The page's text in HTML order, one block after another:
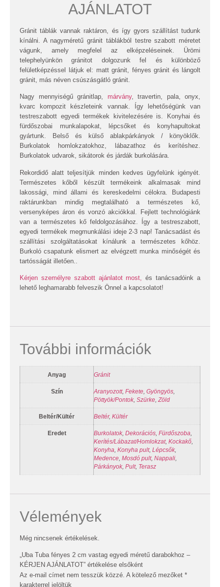
AJÁNLATOT
Gránit táblák vannak raktáron, és így gyors szállítást tudunk
kínálni. A nagyméretű gránit táblákból testre szabott méretet
vágunk, amely megfelel az elképzeléseinek. Ürömi
telephelyünkön gránitot dolgozunk fel és különböző
felületképzéssel látjuk el: matt gránit, fényes gránit és lángolt
gránit, más néven csúszásgátló gránit.
Nagy mennyiségű gránitlap, márvány, travertin, pala, onyx,
kvarc kompozit készleteink vannak. Így lehetőségünk van
testreszabott egyedi termékek kivitelezésére is. Konyhai és
fürdőszobai munkalapokat, lépcsőket és konyhapultokat
gyártunk. Belső és külső ablakpárkányok / könyöklők.
Burkolatok homlokzatokhoz, lábazathoz és kerítéshez.
Burkolatok udvarok, sikátorok és járdák burkolására.
Rekordidő alatt teljesítjük minden kedves ügyfelünk igényét.
Természetes kőből készült termékeink alkalmasak mind
lakossági, mind állami és kereskedelmi célokra. Budapesti
raktárunkban mindig megtalálható a természetes kő,
versenyképes áron és vonzó akciókkal. Fejlett technológiánk
van a természetes kő feldolgozásához. Így a testreszabott,
egyedi termékek megmunkálási ideje 2-3 nap! Tanácsadást és
szállítási szolgáltatásokat kínálunk a természetes kőhöz.
Burkoló csapatunk elismert az elvégzett munka minőségét és
tartósságát illetően..
Kérjen személyre szabott ajánlatot most,
és tanácsadóink a
lehető leghamarabb felveszik Önnel a kapcsolatot!
További információk
Anyag Gránit
Szín Aranyozott, Fekete Gyöngyös
Pöttyök/Pontok Szürke Zöld
Beltér/Kültér Beltér, Kültér
Eredet Burkolatok Dekorációs Fürdőszoba
Kerítés/Lábazat/Homlokzat, Kockakő
Konyha Konyha pult, Lépcsők
Medence Mosdó pult, Nappali
Párkányok Pult, Terasz
Vélemények
Még nincsenek értékelések.
„Uba Tuba fényes 2 cm vastag egyedi méretű darabokhoz –
KÉRJEN AJÁNLATOT” értékelése elsőként
Az e-mail címet nem tesszük közzé. A kötelező mezőket *
karakterrel jelöltük